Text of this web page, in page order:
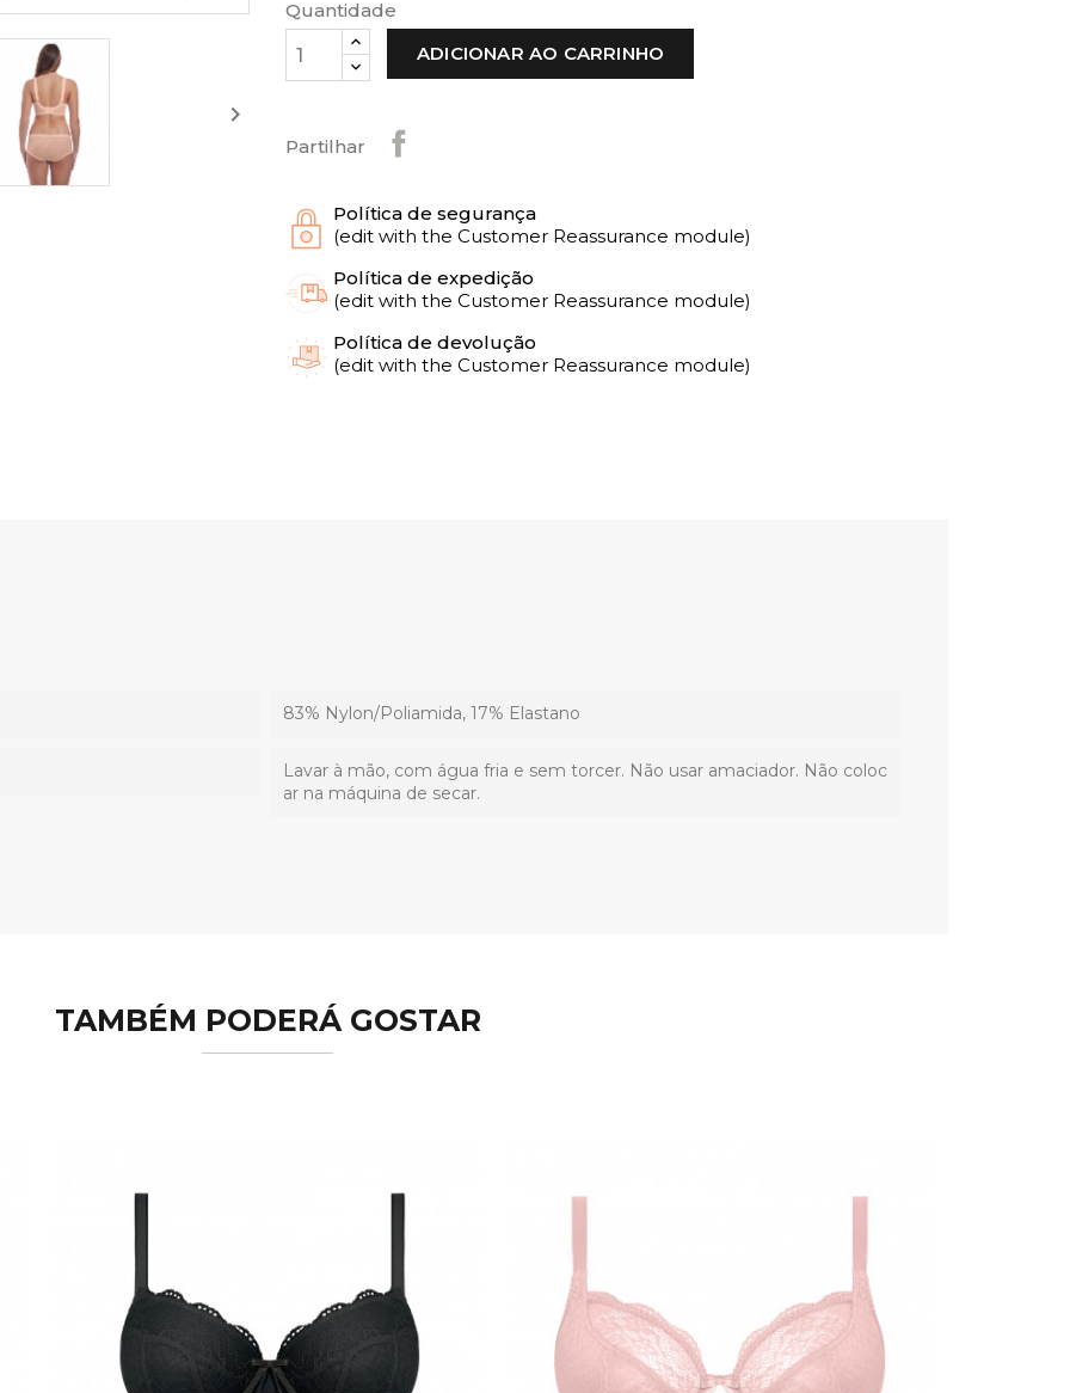

Quantidade
ADICIONAR AO CARRINHO
Partilhar
Política de segurança
(edit with the Customer Reassurance module)
Política de expedição
(edit with the Customer Reassurance module)
Política de devolução
(edit with the Customer Reassurance module)
83% Nylon/Poliamida, 17% Elastano
Lavar à mão, com água fria e sem torcer. Não usar amaciador. Não coloc
ar na máquina de secar.
TAMBÉM PODERÁ GOSTAR